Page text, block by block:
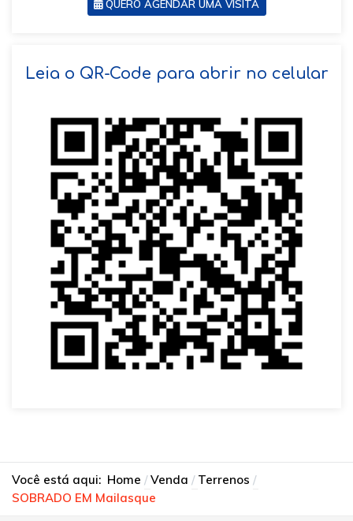
QUERO AGENDAR UMA VISITA
Leia o QR-Code para abrir no celular
Você está aqui: Home Venda
Terrenos
SOBRADO EM Mailasque